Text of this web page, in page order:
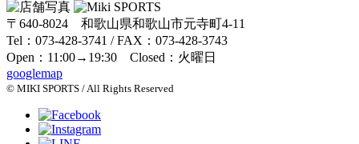
〒640-8024 和歌山県和歌山市元寺町4-11
Tel：073-428-3741 / FAX：073-428-3743
Open：11:00→19:30 Closed：火曜日
googlemap
© MIKI SPORTS / All Rights Reserved